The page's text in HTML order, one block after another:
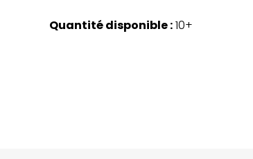
Quantité disponible :10+